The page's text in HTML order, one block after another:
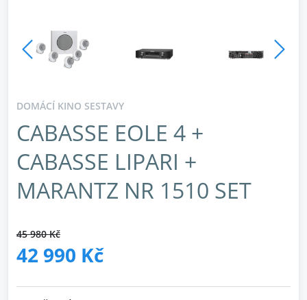
DOMÁCÍ KINO SESTAVY
CABASSE EOLE 4 +
CABASSE LIPARI +
MARANTZ NR 1510 SET
45 980 Kč
42 990 Kč